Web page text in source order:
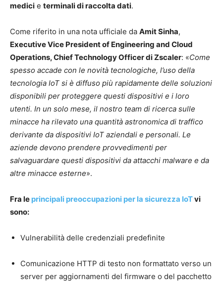
medici e terminali di raccolta dati.
Come riferito in una nota ufficiale da Amit Sinha,
Executive Vice President of Engineering and Cloud
Operations, Chief Technology Officer di Zscaler: «Come
spesso accade con le novità tecnologiche, l’uso della
tecnologia IoT si è diffuso più rapidamente delle soluzioni
disponibili per proteggere questi dispositivi e i loro
utenti. In un solo mese, il nostro team di ricerca sulle
minacce ha rilevato una quantità astronomica di traffico
derivante da dispositivi IoT aziendali e personali. Le
aziende devono prendere provvedimenti per
salvaguardare questi dispositivi da attacchi malware e da
altre minacce esterne».
Fra le principali preoccupazioni per la sicurezza IoTvi
sono:
Vulnerabilità delle credenziali predefinite
Comunicazione HTTP di testo non formattato verso un
server per aggiornamenti del firmware o del pacchetto